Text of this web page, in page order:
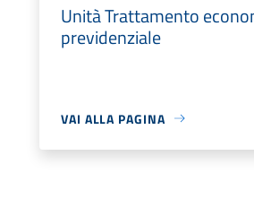
Unità Trattamento
previdenziale
VAI ALLA PAGINA